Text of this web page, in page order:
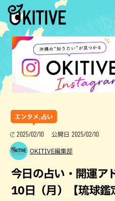
エンタメ,占い
2025/02/10 公開日 2025/02/10
OKITIVE編集部
今日の占い・開運ア
10日（月）【琉球鑑